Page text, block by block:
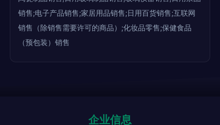
销售;电子产品销售;家居用品销售;日用百货销售;互联网
销售（除销售需要许可的商品）;化妆品零售;保健食品
（预包装）销售
企业信息